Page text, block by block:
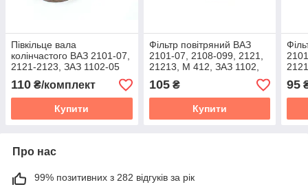
Півкільце вала
колінчастого ВАЗ 2101-07,
2121-2123, ЗАЗ 1102-05
(2,5) к-т
110 ₴/комплект
Купити
Фільтр повітряний ВАЗ
2101-07, 2108-099, 2121,
21213, М 412, ЗАЗ 1102,
ГАЗ 27057
карбюраторний, круглий з
предочистителем
105₴
Купити
ГАЗ
95
Про нас
99% позитивних з 282 відгуків за рік